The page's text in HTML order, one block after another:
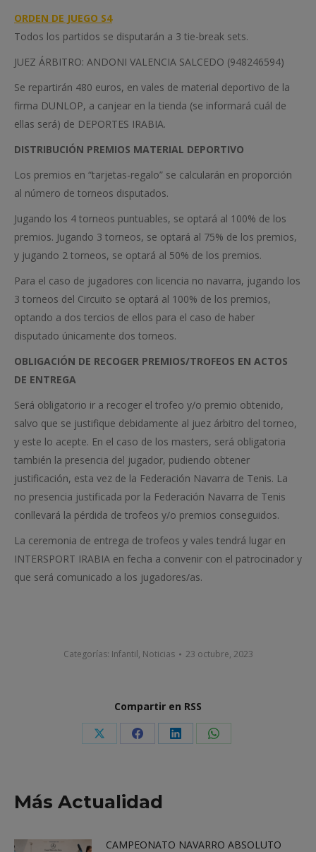
ORDEN DE JUEGO S4
Todos los partidos se disputarán a 3 tie-break sets.
JUEZ ÁRBITRO: ANDONI VALENCIA SALCEDO (948246594)
Se repartirán 480 euros, en vales de material deportivo de la
firma DUNLOP, a canjear en la tienda (se informará cuál de
ellas será) de DEPORTES IRABIA.
DISTRIBUCIÓN PREMIOS MATERIAL DEPORTIVO
Los premios en “tarjetas-regalo” se calcularán en proporción
al número de torneos disputados.
Jugando los 4 torneos puntuables, se optará al 100% de los
premios. Jugando 3 torneos, se optará al 75% de los premios,
y jugando 2 torneos, se optará al 50% de los premios.
Para el caso de jugadores con licencia no navarra, jugando los
3 torneos del Circuito se optará al 100% de los premios,
optando a dos tercios de ellos para el caso de haber
disputado únicamente dos torneos.
OBLIGACIÓN DE RECOGER PREMIOS/TROFEOS EN ACTOS
DE ENTREGA
Será obligatorio ir a recoger el trofeo y/o premio obtenido,
salvo que se justifique debidamente al juez árbitro del torneo,
y este lo acepte. En el caso de los masters, será obligatoria
también la presencia del jugador, pudiendo obtener
justificación, esta vez de la Federación Navarra de Tenis. La
no presencia justificada por la Federación Navarra de Tenis
conllevará la pérdida de trofeos y/o premios conseguidos.
La ceremonia de entrega de trofeos y vales tendrá lugar en
INTERSPORT IRABIA en fecha a convenir con el patrocinador y
que será comunicado a los jugadores/as.
Categorías: Infantil, Noticias 23 octubre, 2023
Compartir en RSS
Share Share Share Share
Más Actualidad
CAMPEONATO NAVARRO ABSOLUTO